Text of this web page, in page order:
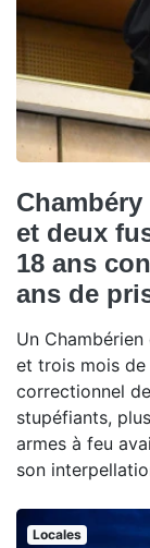
et deux
18 ans
ans de
Un
et trois mois
correctionnel
stupéfiants,
armes à feu
son
Locales